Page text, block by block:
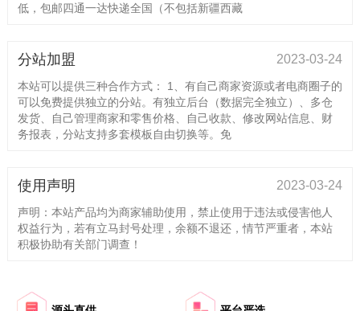
低，包邮四通一达快递全国（不包括新疆西藏
分站加盟 2023-03-24
本站可以提供三种合作方式： 1、有自己商家资源或者电商圈子的
可以免费提供独立的分站。有独立后台（数据完全独立）、多仓
发货、自己管理商家和零售价格、自己收款、修改网站信息、财
务报表，分站支持多套模板自由切换等。免
使用声明 2023-03-24
声明：本站产品均为商家辅助使用，禁止使用于违法或侵害他人
权益行为，若有立马封号处理，余额不退还，情节严重者，本站
积极协助有关部门调查！